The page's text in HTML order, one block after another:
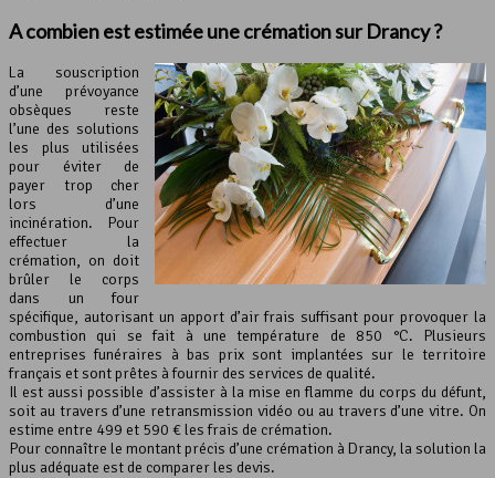
A combien est estimée une crémation sur Drancy ?
La souscription
d’une prévoyance
obsèques reste
l’une des solutions
les plus utilisées
pour éviter de
payer trop cher
lors d’une
incinération. Pour
effectuer la
crémation, on doit
brûler le corps
dans un four
spécifique, autorisant un apport d’air frais suffisant pour provoquer la
combustion qui se fait à une température de 850 °C. Plusieurs
entreprises funéraires à bas prix sont implantées sur le territoire
français et sont prêtes à fournir des services de qualité.
Il est aussi possible d’assister à la mise en flamme du corps du défunt,
soit au travers d’une retransmission vidéo ou au travers d’une vitre. On
estime entre 499 et 590 € les frais de crémation.
Pour connaître le montant précis d’une crémation à Drancy, la solution la
plus adéquate est de comparer les devis.